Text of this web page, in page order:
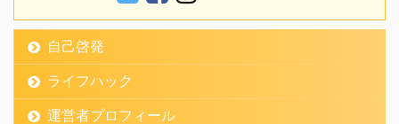
自己啓発
ライフハック
運営者プロフィール